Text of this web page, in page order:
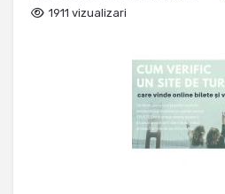
1911 vizualizari